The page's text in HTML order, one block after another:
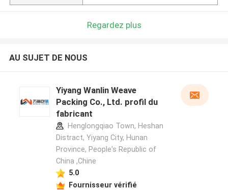
Regardez plus
AU SUJET DE NOUS
Yiyang Wanlin Weave
Packing Co., Ltd. profil du
fabricant
Henglongqiao Town, Heshan
Distract, Yiyang City, Hunan
Province, People's Republic of
China ,Chine
5.0
Fournisseur vérifié